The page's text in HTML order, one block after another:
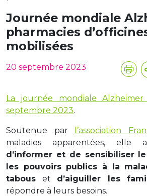
Journée mondiale
pharmacies
mobilisées
20 septembre 2023
La journée mondiale
septembre 2023.
Soutenue par l’association
maladies apparentées,
d’informer et de sensibiliser
les pouvoirs publics à la
tabous et d’aiguiller les
répondre à leurs besoins.